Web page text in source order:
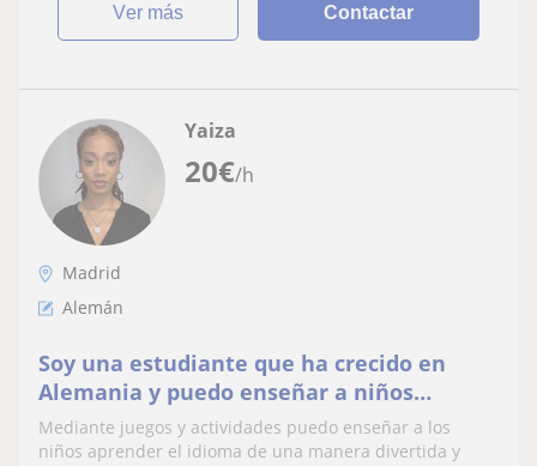
ver más Contactar
20€/h
Yaiza
Madrid
Alemán
Soy una estudiante que ha crecido en
Alemania y puedo enseñar a niños
aprender alemán o inglés.
Mediante juegos y actividades puedo enseñar a los
niños aprender el idioma de una manera divertida y